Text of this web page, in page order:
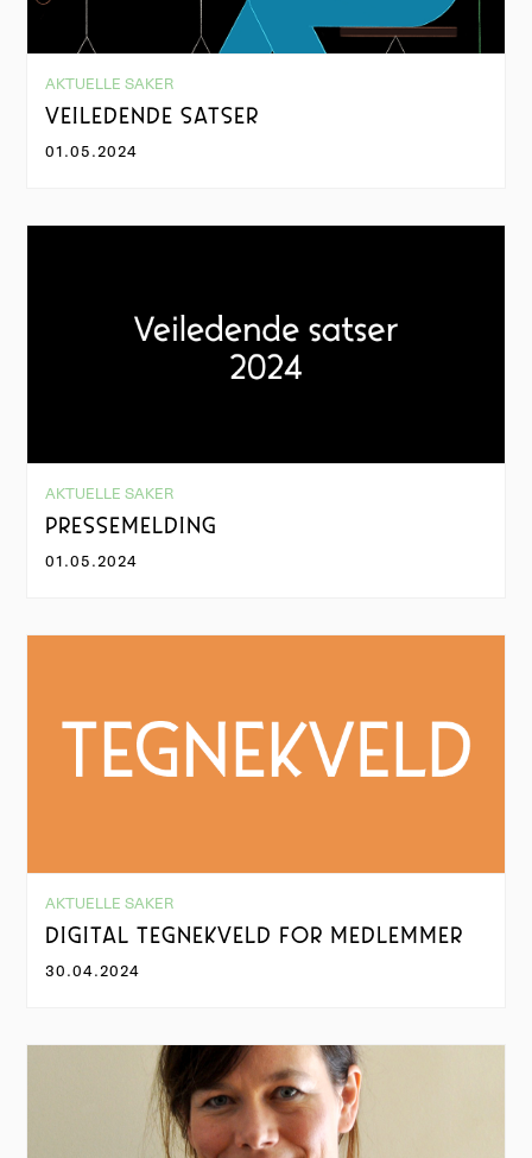
AKTUELLE SAKER
VEILEDENDE SATSER
01.05.2024
AKTUELLE SAKER
PRESSEMELDING
01.05.2024
AKTUELLE SAKER
DIGITAL TEGNEKVELD FOR MEDLEMMER
30.04.2024